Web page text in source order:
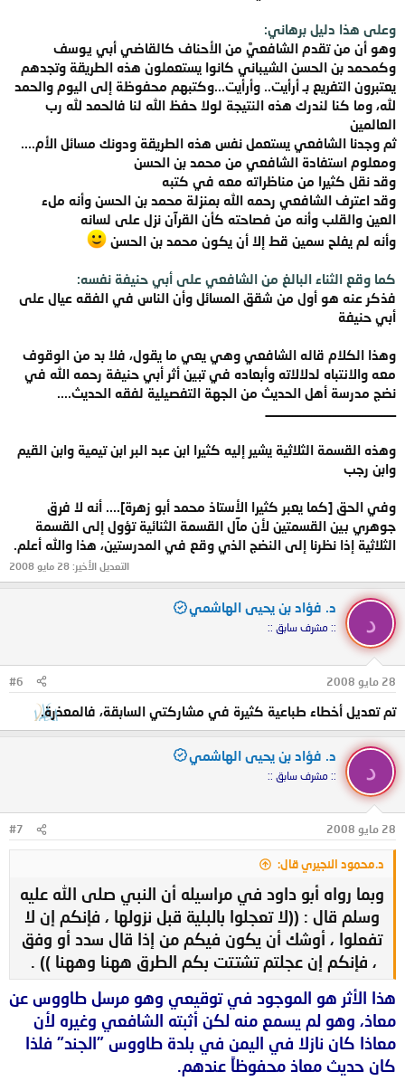
وعلى هذا دليل برهاني:
وهو أن من تقدم الشافعيَّ من الأحناف كالقاضي أبي يوسف
وكمحمد بن الحسن الشيباني كانوا يستعملون هذه الطريقة وتجدهم
يعتبرون التفريع بـ أرأيت.. وأرأيت...وكتبهم محفوظة إلى اليوم والحمد
لله، وما كنا لندرك هذه النتيجة لولا حفظ الله لنا فالحمد لله رب
العالمين
ثم وجدنا الشافعي يستعمل نفس هذه الطريقة ودونك مسائل الأم....
ومعلوم استفادة الشافعي من محمد بن الحسن
وقد نقل كثيرا من مناظراته معه في كتبه
وقد اعترف الشافعي رحمه الله بمنزلة محمد بن الحسن وأنه ملء
العين والقلب وأنه من فصاحته كأن القرآن نزل على لسانه
وأنه لم يفلح سمين قط إلا أن يكون محمد بن الحسن
كما وقع الثناء البالغ من الشافعي على أبي حنيفة نفسه:
فذكر عنه هو أول من شقق المسائل وأن الناس في الفقه عيال على
أبي حنيفة
وهذا الكلام قاله الشافعي وهي يعي ما يقول، فلا بد من الوقوف
معه والانتباه لدلالاته وأبعاده في تبين أثر أبي حنيفة رحمه الله في
نضج مدرسة أهل الحديث من الجهة التفصيلية لفقه الحديث....
وهذه القسمة الثلاثية يشير إليه كثيرا ابن عبد البر ابن تيمية وابن القيم
وابن رجب
وفي الحق [كما يعبر كثيرا الأستاذ محمد أبو زهرة].... أنه لا فرق
جوهري بين القسمتين لأن مآل القسمة الثنائية تؤول إلى القسمة
الثلاثية إذا نظرنا إلى النضج الذي وقع في المدرستين، هذا والله أعلم.
التعديل الأخير: 28 مايو 2008
د
د. فؤاد بن يحيى الهاشمي
:: مشرف سابق ::
28 مايو 2008 #6
تم تعديل أخطاء طباعية كثيرة في مشاركتي السابقة، فالمعذرة.
د
د. فؤاد بن يحيى الهاشمي
:: مشرف سابق ::
28 مايو 2008 #7
د.محمود النجيري قال:
وبما رواه أبو داود في مراسيله أن النبي صلى الله عليه
وسلم قال : ((لا تعجلوا بالبلية قبل نزولها ، فإنكم إن لا
تفعلوا ، أوشك أن يكون فيكم من إذا قال سدد أو وفق
، فإنكم إن عجلتم تشتتت بكم الطرق ههنا وههنا )) .
هذا الأثر هو الموجود في توقيعي وهو مرسل طاووس عن
معاذ، وهو لم يسمع منه لكن أثبته الشافعي وغيره لأن
معاذا كان نازلا في اليمن في بلدة طاووس "الجند" فلذا
كان حديث معاذ محفوظاً عندهم.